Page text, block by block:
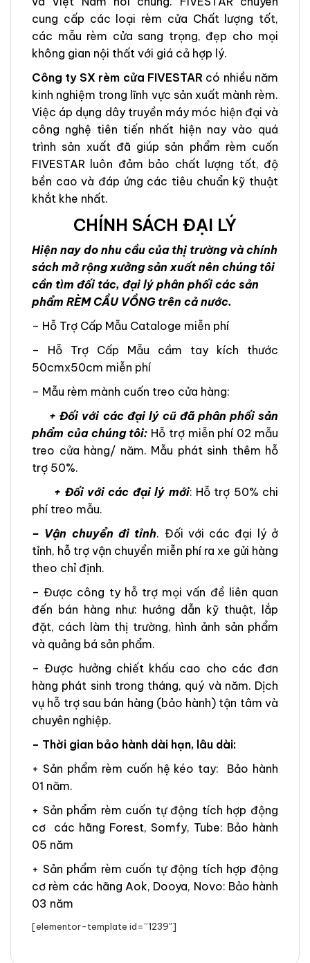
cung cấp các loại rèm cửa Chất lượng tốt,
các mẫu rèm cửa sang trọng, đẹp cho mọi
không gian nội thất với giá cả hợp lý.
Công ty SX rèm cửa FIVESTARcó nhiều năm
kinh nghiệm trong lĩnh vực sản xuất mành rèm.
Việc áp dụng dây truyền máy móc hiện đại và
công nghệ tiên tiến nhất hiện nay vào quá
trình sản xuất đã giúp sản phẩm rèm cuốn
FIVESTAR luôn đảm bảo chất lượng tốt, độ
bền cao và đáp ứng các tiêu chuẩn kỹ thuật
khắt khe nhất.
CHÍNH SÁCH ĐẠI LÝ
Hiện nay do nhu cầu của thị trường và chính
sách mở rộng xưởng sản xuất nên chúng tôi
cần tìm đối tác, đại lý phân phối các sản
phẩm RÈM CẦU VỒNG trên cả nước.
– Hỗ Trợ Cấp Mẫu Cataloge miễn phí
– Hỗ Trợ Cấp Mẫu cầm tay kích thước
50cmx50cm miễn phí
– Mẫu rèm mành cuốn treo cửa hàng:
+ Đối với các đại lý cũ đã phân phối sản
phẩm của chúng tôi: Hỗ trợ miễn phí 02 mẫu
treo cửa hàng/ năm. Mẫu phát sinh thêm hỗ
trợ 50%.
+ Đối với các đại lý mới: Hỗ trợ 50% chi
phí treo mẫu.
– Vận chuyển đi tỉnh. Đối với các đại lý ở
tỉnh, hỗ trợ vận chuyển miễn phí ra xe gửi hàng
theo chỉ định.
– Được công ty hỗ trợ mọi vấn đề liên quan
đến bán hàng như: hướng dẫn kỹ thuật, lắp
đặt, cách làm thị trường, hình ảnh sản phẩm
và quảng bá sản phẩm.
– Được hưởng chiết khấu cao cho các đơn
hàng phát sinh trong tháng, quý và năm. Dịch
vụ hỗ trợ sau bán hàng (bảo hành) tận tâm và
chuyên nghiệp.
– Thời gian bảo hành dài hạn, lâu dài:
+ Sản phẩm rèm cuốn hệ kéo tay: Bảo hành
01 năm.
+ Sản phẩm rèm cuốn tự động tích hợp động
cơ các hãng Forest, Somfy, Tube: Bảo hành
05 năm
+ Sản phẩm rèm cuốn tự động tích hợp động
cơ rèm các hãng Aok, Dooya, Novo: Bảo hành
03 năm
[elementor-template id=”1239″]